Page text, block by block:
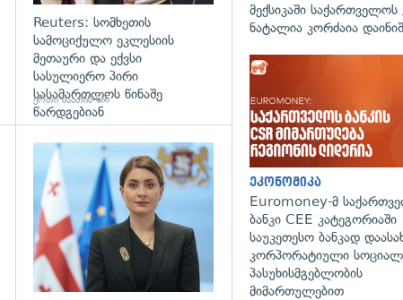
Reuters: სომხეთის
სამოციქულო ეკლესიის
მეთაური და ექვსი
სასულიერო პირი
სასამართლოს წინაშე
წარდგებიან
ერთი საათის წინ
მექსიკაში
ნატალია კორძაია
ეკონომიკა
Euromoney-მ
ბანკი CEE კატეგორიაში
საუკეთესო ბანკად
კორპორატიული
პასუხისმგებლობის
მიმართულებით